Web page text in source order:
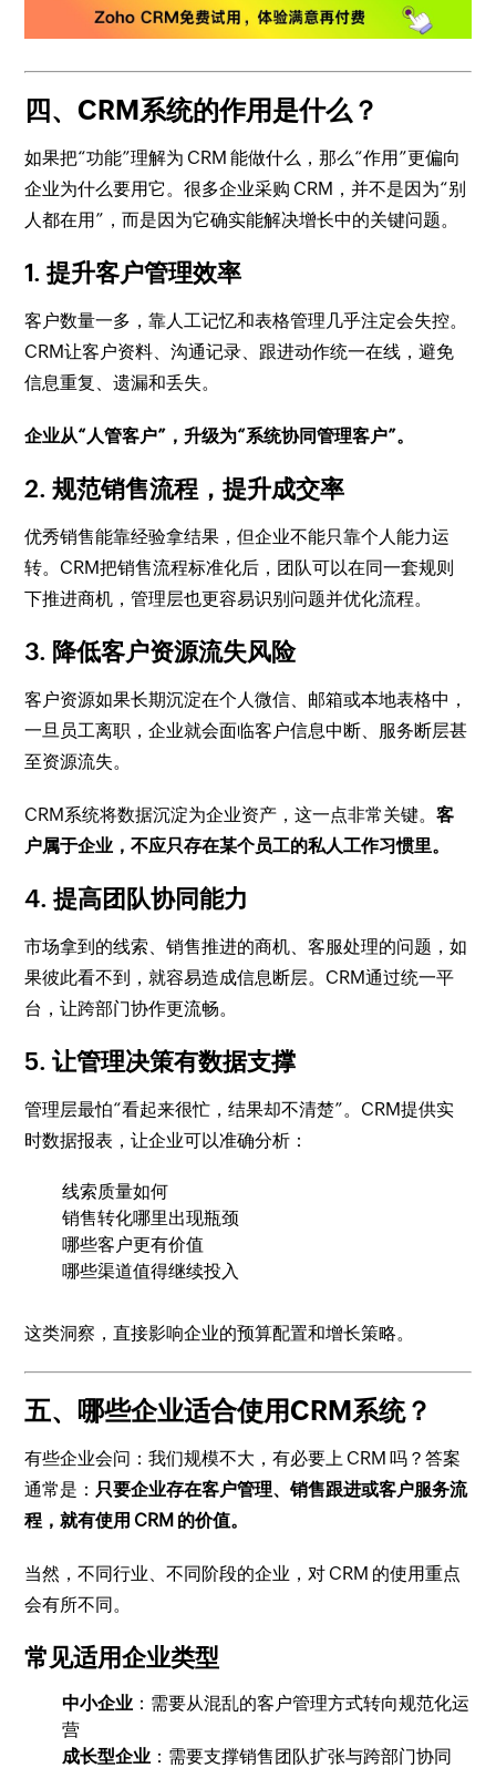
四、CRM系统的作用是什么？
如果把“功能”理解为 CRM 能做什么，那么“作用”更偏向
企业为什么要用它。很多企业采购 CRM，并不是因为“别
人都在用”，而是因为它确实能解决增长中的关键问题。
1. 提升客户管理效率
客户数量一多，靠人工记忆和表格管理几乎注定会失控。
CRM让客户资料、沟通记录、跟进动作统一在线，避免
信息重复、遗漏和丢失。
企业从“人管客户”，升级为“系统协同管理客户”。
2. 规范销售流程，提升成交率
优秀销售能靠经验拿结果，但企业不能只靠个人能力运
转。CRM把销售流程标准化后，团队可以在同一套规则
下推进商机，管理层也更容易识别问题并优化流程。
3. 降低客户资源流失风险
客户资源如果长期沉淀在个人微信、邮箱或本地表格中，
一旦员工离职，企业就会面临客户信息中断、服务断层甚
至资源流失。
CRM系统将数据沉淀为企业资产，这一点非常关键。客
户属于企业，不应只存在某个员工的私人工作习惯里。
4. 提高团队协同能力
市场拿到的线索、销售推进的商机、客服处理的问题，如
果彼此看不到，就容易造成信息断层。CRM通过统一平
台，让跨部门协作更流畅。
5. 让管理决策有数据支撑
管理层最怕“看起来很忙，结果却不清楚”。CRM提供实
时数据报表，让企业可以准确分析：
线索质量如何
销售转化哪里出现瓶颈
哪些客户更有价值
哪些渠道值得继续投入
这类洞察，直接影响企业的预算配置和增长策略。
五、哪些企业适合使用CRM系统？
有些企业会问：我们规模不大，有必要上 CRM 吗？答案
通常是： 只要企业存在客户管理、销售跟进或客户服务流
程，就有使用 CRM 的价值。
当然，不同行业、不同阶段的企业，对 CRM 的使用重点
会有所不同。
常见适用企业类型
中小企业 ：需要从混乱的客户管理方式转向规范化运
营
成长型企业 ：需要支撑销售团队扩张与跨部门协同